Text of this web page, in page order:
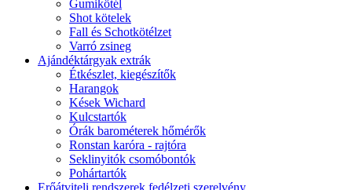
Gumikötél
Shot kötelek
Fall és Schotkötélzet
Varró zsineg
Ajándéktárgyak extrák
Étkészlet, kiegészítők
Harangok
Kések Wichard
Kulcstartók
Órák barométerek hőmérők
Ronstan karóra - rajtóra
Seklinyitók csomóbontók
Pohártartók
Erőátviteli rendszerek fedélzeti szerelvény